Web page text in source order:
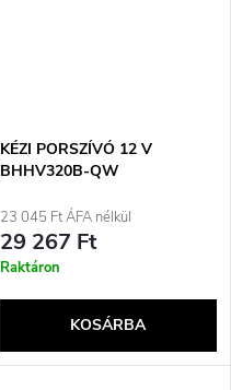
KÉZI PORSZÍVÓ 12 V
BHHV320B-QW
23 045 Ft ÁFA nélkül
29 267 Ft
Raktáron
KOSÁRBA